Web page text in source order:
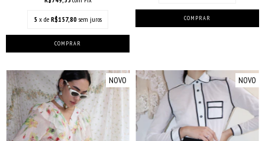
5 x de R$157,80 sem juros
NOVO NOVO